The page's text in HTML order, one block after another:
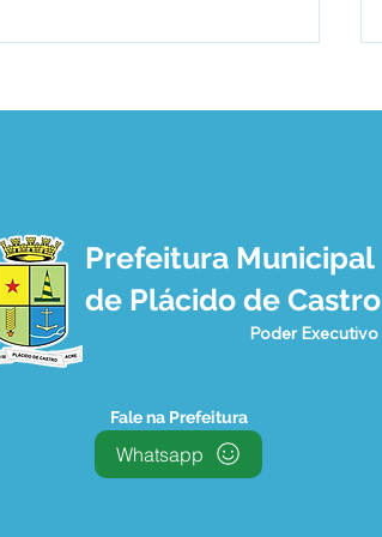
PREFEITURA E SEBRAE SE
REÚNEM E DISCUTEM
PROGRAMA CIDADE
EMPREENDEDORA
Prefeitura Municipal
de Plácido de Castro
Poder Executivo
Fale na Prefeitura
Whatsapp